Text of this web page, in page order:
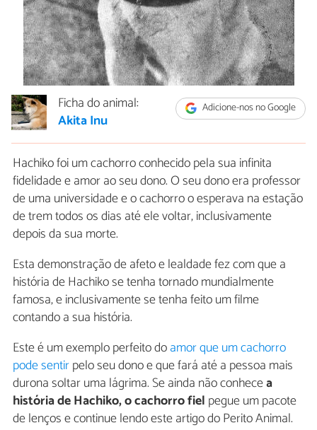
Adicione-nos no Google
Ficha do animal:
Akita Inu
Hachiko foi um cachorro conhecido pela sua infinita
fidelidade e amor ao seu dono. O seu dono era professor
de uma universidade e o cachorro o esperava na estação
de trem todos os dias até ele voltar, inclusivamente
depois da sua morte.
Esta demonstração de afeto e lealdade fez com que a
história de Hachiko se tenha tornado mundialmente
famosa, e inclusivamente se tenha feito um filme
contando a sua história.
Este é um exemplo perfeito doamor que um cachorro
pode sentirpelo seu dono e que fará até a pessoa mais
durona soltar uma lágrima. Se ainda não conhecea
história de Hachiko, o cachorro fiel pegue um pacote
de lenços e continue lendo este artigo do Perito Animal.